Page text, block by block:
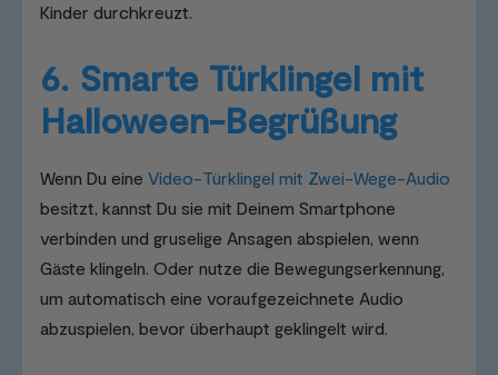
Kinder durchkreuzt.
6. Smarte Türklingel mit
Halloween-Begrüßung
Wenn Du eine Video-Türklingel mit Zwei-Wege-Audio
besitzt, kannst Du sie mit Deinem Smartphone
verbinden und gruselige Ansagen abspielen, wenn
Gäste klingeln. Oder nutze die Bewegungserkennung,
um automatisch eine voraufgezeichnete Audio
abzuspielen, bevor überhaupt geklingelt wird.